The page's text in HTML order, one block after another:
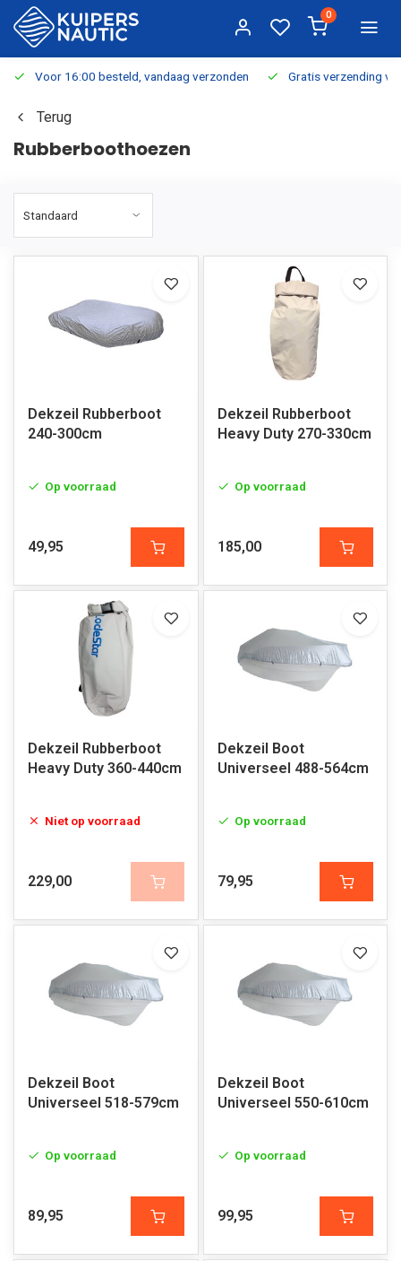
0
Voor 16:00 besteld, vandaag verzonden Gratis verzending
Terug
Rubberboothoezen
Dekzeil Rubberboot
240-300cm
Op voorraad
49,95
Dekzeil Rubberboot
Heavy Duty 270-330cm
Op voorraad
185,00
Dekzeil Rubberboot
Heavy Duty 360-440cm
Niet op voorraad
229,00
Dekzeil Boot
Universeel 488-564cm
Op voorraad
79,95
Dekzeil Boot
Universeel 518-579cm
Op voorraad
89,95
Dekzeil Boot
Universeel 550-610cm
Op voorraad
99,95